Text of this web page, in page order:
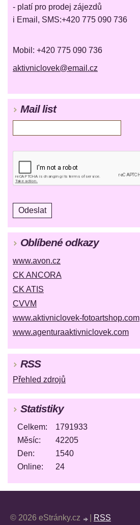
- platí pro prodej zájezdů
i Email, SMS:+420 775 090 736
Mobil: +420 775 090 736
aktivniclovek@email.cz
Mail list
Oblíbené odkazy
www.avon.cz
CK ANCORA
CK ATIS
CVVM
www.aktivniclovek-fotoartshop.com
www.agenturaaktivniclovek.com
RSS
Přehled zdrojů
Statistiky
Online: 24
Celkem:
1791933
Měsíc:
42205
Den:
1540
© 2026 eStránky.cz RSS